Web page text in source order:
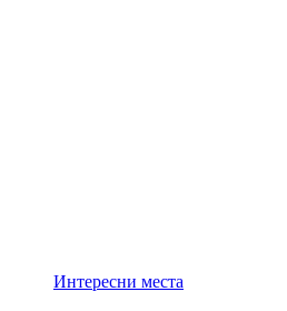
Интересни места